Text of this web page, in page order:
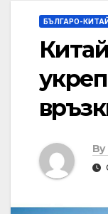
БЪЛГАРО-
By